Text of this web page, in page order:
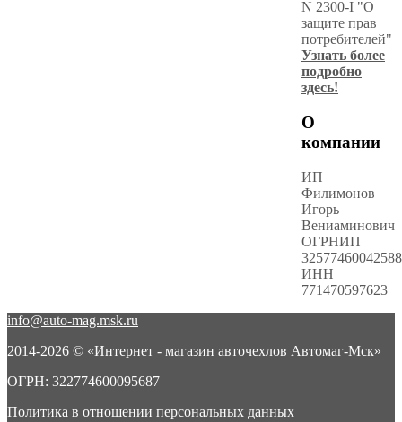
N 2300-I "О
защите прав
потребителей"
Узнать более
подробно
здесь!
О
компании
ИП
Филимонов
Игорь
Вениаминович
ОГРНИП
ИНН
771470597623
info@auto-mag.msk.ru
2014-2026 © «Интернет - магазин авточехлов Автомаг-Мск»
ОГРН: 322774600095687
Политика в отношении персональных данных